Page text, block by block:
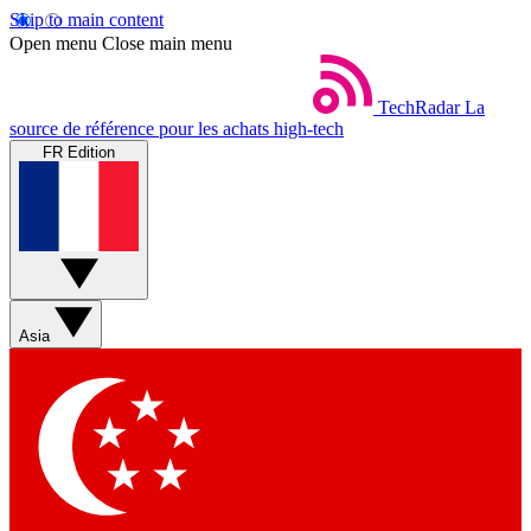
Skip to main content
Open menu Close main menu
TechRadar La
source de référence pour les achats high-tech
FR Edition
Asia